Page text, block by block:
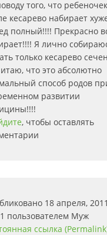
того, что ребеночек
кесарево набирает
полный!!!! Прекрасно
Я лично
только кесарево
что это абсолютно
способ родов
развитии
, чтобы оставлять
18 апреля,
пользователем Муж
ссылка